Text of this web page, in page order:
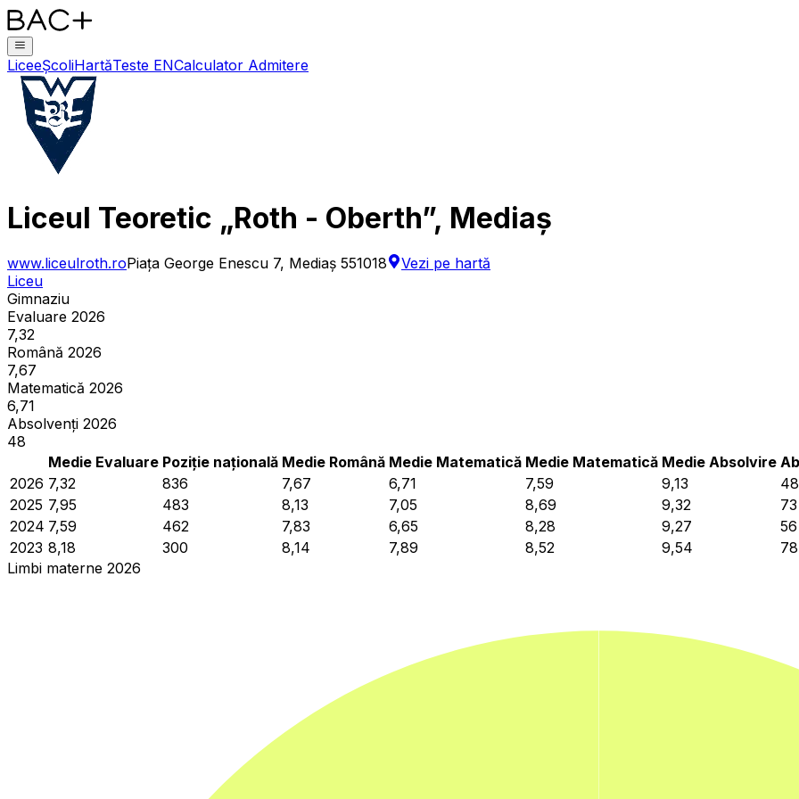
LiceeȘcoliHartăTeste ENCalculator Admitere
Liceul Teoretic „Roth - Oberth”, Mediaș
www.liceulroth.roPiața George Enescu 7, Mediaș 551018
Vezi pe hartă
Liceu
Gimnaziu
Evaluare 2026
7,32
Română 2026
7,67
Matematică 2026
6,71
Absolvenți 2026
48
Medie Evaluare Poziție națională Medie Română Medie Matematică Medie Matematică Medie Absolvire
2026 7,32 836 7,67 6,71 7,59 9,13
48
2025 7,95 483 8,13 7,05 8,69 9,32
73
2024 7,59 462 7,83 6,65 8,28 9,27
56
2023 8,18 300 8,14 7,89 8,52 9,54
78
Limbi materne 2026